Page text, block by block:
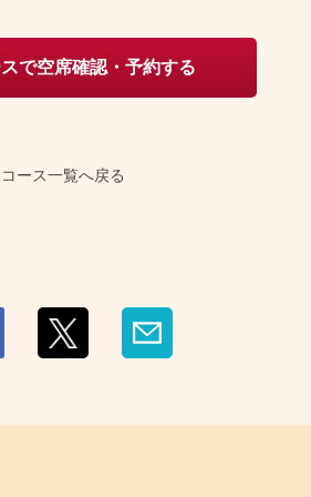
で空席確認・予約する
コース一覧へ戻る